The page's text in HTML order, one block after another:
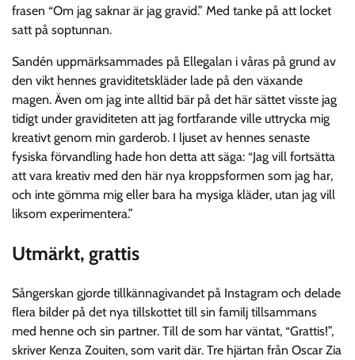
frasen “Om jag saknar är jag gravid.” Med tanke på att locket
satt på soptunnan.
Sandén uppmärksammades på Ellegalan i våras på grund av
den vikt hennes graviditetskläder lade på den växande
magen. Även om jag inte alltid bär på det här sättet visste jag
tidigt under graviditeten att jag fortfarande ville uttrycka mig
kreativt genom min garderob. I ljuset av hennes senaste
fysiska förvandling hade hon detta att säga: “Jag vill fortsätta
att vara kreativ med den här nya kroppsformen som jag har,
och inte gömma mig eller bara ha mysiga kläder, utan jag vill
liksom experimentera.”
Utmärkt, grattis
Sångerskan gjorde tillkännagivandet på Instagram och delade
flera bilder på det nya tillskottet till sin familj tillsammans
med henne och sin partner. Till de som har väntat, “Grattis!”,
skriver Kenza Zouiten, som varit där. Tre hjärtan från Oscar Zia